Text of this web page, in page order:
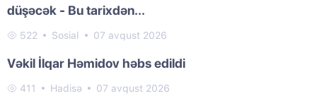
düşəcək - Bu tarixdən...
522 Sosial 07 avqust 2026
Vəkil İlqar Həmidov həbs edildi
411 Hadisə 07 avqust 2026